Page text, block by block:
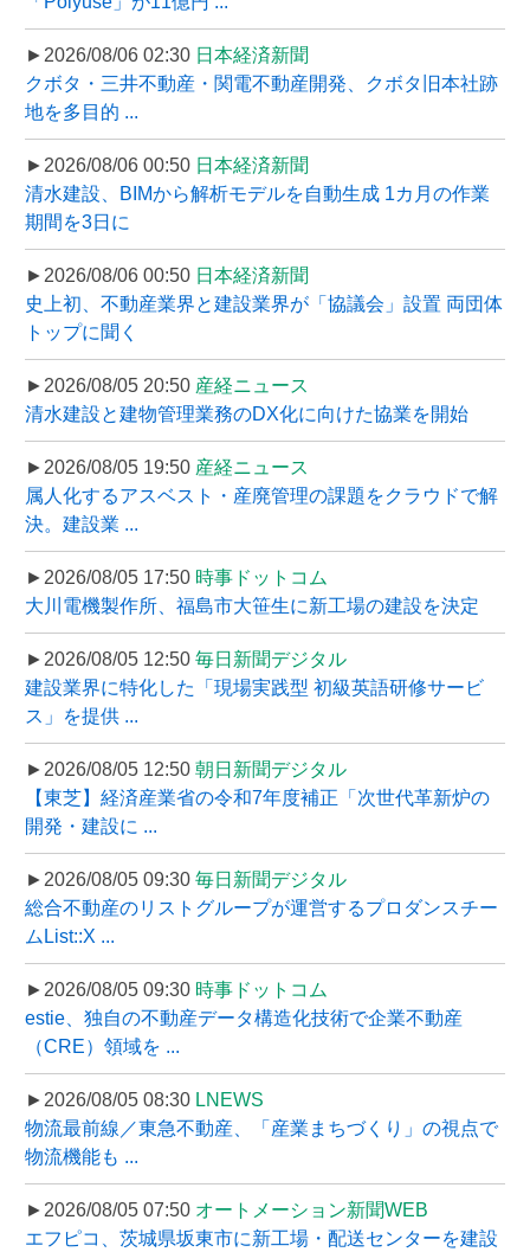
►2026/08/06 02:30 日本経済新聞
クボタ・三井不動産・関電不動産開発、クボタ旧本社跡
地を多目的 ...
►2026/08/06 00:50 日本経済新聞
清水建設、BIMから解析モデルを自動生成 1カ月の作業
期間を3日に
►2026/08/06 00:50 日本経済新聞
史上初、不動産業界と建設業界が「協議会」設置 両団体
トップに聞く
►2026/08/05 20:50 産経ニュース
清水建設と建物管理業務のDX化に向けた協業を開始
►2026/08/05 19:50 産経ニュース
属人化するアスベスト・産廃管理の課題をクラウドで解
決。建設業 ...
►2026/08/05 17:50 時事ドットコム
大川電機製作所、福島市大笹生に新工場の建設を決定
►2026/08/05 12:50 毎日新聞デジタル
建設業界に特化した「現場実践型 初級英語研修サービ
ス」を提供 ...
►2026/08/05 12:50 朝日新聞デジタル
【東芝】経済産業省の令和7年度補正「次世代革新炉の
開発・建設に ...
►2026/08/05 09:30 毎日新聞デジタル
総合不動産のリストグループが運営するプロダンスチー
ムList::X ...
►2026/08/05 09:30 時事ドットコム
estie、独自の不動産データ構造化技術で企業不動産
（CRE）領域を ...
►2026/08/05 08:30 LNEWS
物流最前線／東急不動産、「産業まちづくり」の視点で
物流機能も ...
►2026/08/05 07:50 オートメーション新聞WEB
エフピコ、茨城県坂東市に新工場・配送センターを建設